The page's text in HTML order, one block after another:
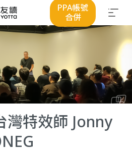
PPA帳號
合併
特效師 Jonny